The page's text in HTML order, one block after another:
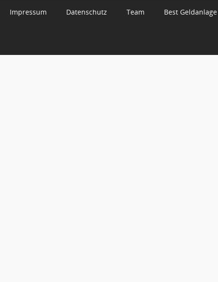
Impressum Datenschutz Team Best Geldanlage